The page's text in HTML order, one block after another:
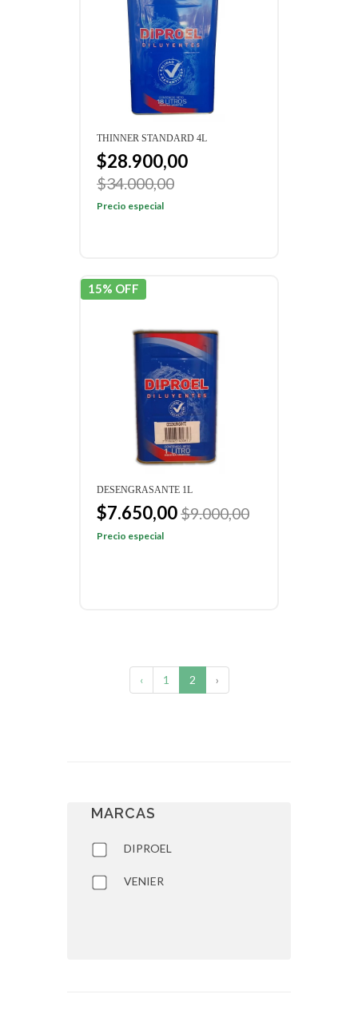
THINNER STANDARD 4L
$28.900,00
$34.000,00
Precio especial
15% OFF
DESENGRASANTE 1L
$7.650,00$9.000,00
Precio especial
‹ 1 2 ›
MARCAS
DIPROEL
VENIER